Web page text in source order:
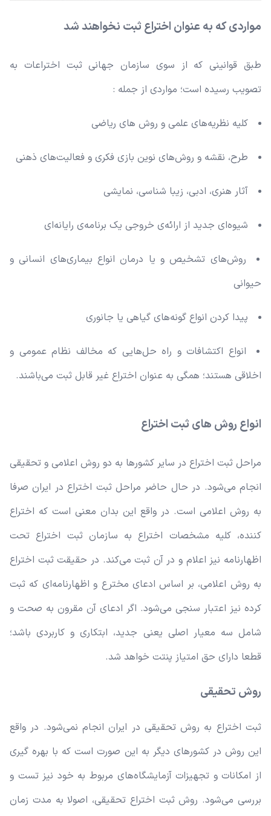
مواردی که به عنوان اختراع ثبت نخواهند شد
طبق قوانینی که از سوی سازمان جهانی ثبت اختراعات به
تصویب رسیده است؛ مواردی از جمله :
کلیه نظریه‌های علمی و روش های ریاضی
طرح، نقشه و روش‌های نوین بازی فکری و فعالیت‌های ذهنی
آثار هنری، ادبی، زیبا شناسی، نمایشی
شیوه‌ای جدید از ارائه‌ی خروجی یک برنامه‌ی رایانه‌ای
روش‌های تشخیص و یا درمان انواع بیماری‌های انسانی و
حیوانی
پیدا کردن انواع گونه‌های گیاهی یا جانوری
انواع اکتشافات و راه حل‌هایی که مخالف نظام عمومی و
اخلاقی هستند؛ همگی به عنوان اختراع غیر قابل ثبت می‌باشند.
انواع روش های ثبت اختراع
مراحل ثبت اختراع در سایر کشورها به دو روش اعلامی و تحقیقی
انجام می‌شود. در حال حاضر مراحل ثبت اختراع در ایران صرفا
به روش اعلامی است. در واقع این بدان معنی است که اختراع
کننده، کلیه مشخصات اختراع به سازمان ثبت اختراع تحت
اظهارنامه نیز اعلام و در آن ثبت می‌کند. در حقیقت ثبت اختراع
به روش اعلامی، بر اساس ادعای مخترع و اظهارنامه‌ای که ثبت
کرده نیز اعتبار سنجی می‌شود. اگر ادعای آن مقرون به صحت و
شامل سه معیار اصلی یعنی جدید، ابتکاری و کاربردی باشد؛
قطعا دارای حق امتیاز پنتت خواهد شد.
روش تحقیقی
ثبت اختراع به روش تحقیقی در ایران انجام نمی‌شود. در واقع
این روش در کشورهای دیگر به این صورت است که با بهره گیری
از امکانات و تجهیزات آزمایشگاه‌های مربوط به خود نیز تست و
بررسی می‌شود. روش ثبت اختراع تحقیقی، اصولا به مدت زمان